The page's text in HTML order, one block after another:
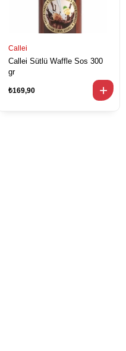
Callei
Callei Sütlü Waffle Sos 300
gr
₺169,90